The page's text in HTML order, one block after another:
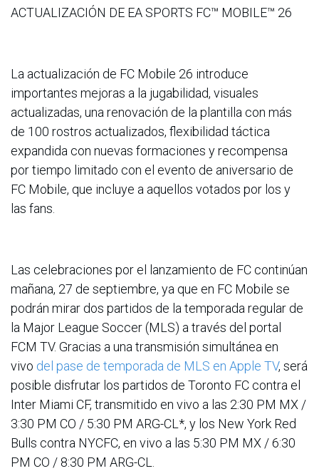
ACTUALIZACIÓN DE EA SPORTS FC™ MOBILE™ 26
La actualización de FC Mobile 26 introduce
importantes mejoras a la jugabilidad, visuales
actualizadas, una renovación de la plantilla con más
de 100 rostros actualizados, flexibilidad táctica
expandida con nuevas formaciones y recompensa
por tiempo limitado con el evento de aniversario de
FC Mobile, que incluye a aquellos votados por los y
las fans.
Las celebraciones por el lanzamiento de FC continúan
mañana, 27 de septiembre, ya que en FC Mobile se
podrán mirar dos partidos de la temporada regular de
la Major League Soccer (MLS) a través del portal
FCM TV. Gracias a una transmisión simultánea en
vivo del pase de temporada de MLS en Apple TV, será
posible disfrutar los partidos de Toronto FC contra el
Inter Miami CF, transmitido en vivo a las 2:30 PM MX /
3:30 PM CO / 5:30 PM ARG-CL*, y los New York Red
Bulls contra NYCFC, en vivo a las 5:30 PM MX / 6:30
PM CO / 8:30 PM ARG-CL.